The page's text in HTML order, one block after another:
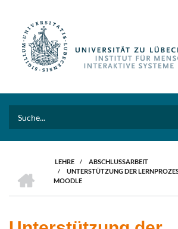
PFADNAVIGATION
LEHRE / ABSCHLUSSARBEIT
/
UNTERSTÜTZUNG DER
MOODLE